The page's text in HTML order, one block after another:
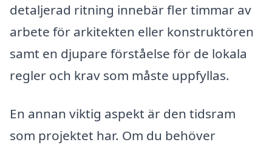
detaljerad ritning innebär fler timmar av
arbete för arkitekten eller konstruktören
samt en djupare förståelse för de lokala
regler och krav som måste uppfyllas.
En annan viktig aspekt är den tidsram
som projektet har. Om du behöver